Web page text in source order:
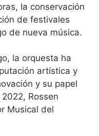
la conservación
de festivales
de nueva música.
la orquesta ha
artística y
y su papel
Rossen
Musical del